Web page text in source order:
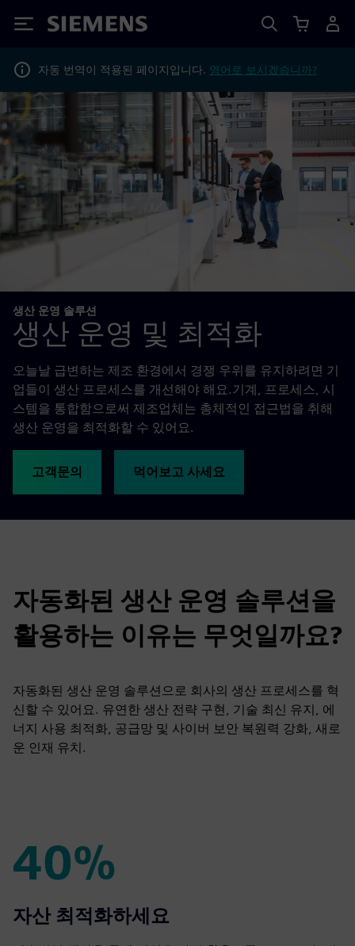
Siemens
자동 번역이 적용된 페이지입니다. 영어로 보시겠습니까?
생산 운영 솔루션
생산 운영 및 최적화
오늘날 급변하는 제조 환경에서 경쟁 우위를 유지하려면 기
업들이 생산 프로세스를 개선해야 해요.기계, 프로세스, 시
스템을 통합함으로써 제조업체는 총체적인 접근법을 취해
생산 운영을 최적화할 수 있어요.
고객문의 먹어보고 사세요
자동화된 생산 운영 솔루션을
활용하는 이유는 무엇일까요?
자동화된 생산 운영 솔루션으로 회사의 생산 프로세스를 혁
신할 수 있어요. 유연한 생산 전략 구현, 기술 최신 유지, 에
너지 사용 최적화, 공급망 및 사이버 보안 복원력 강화, 새로
운 인재 유치.
40%
40%
자산 최적화하세요